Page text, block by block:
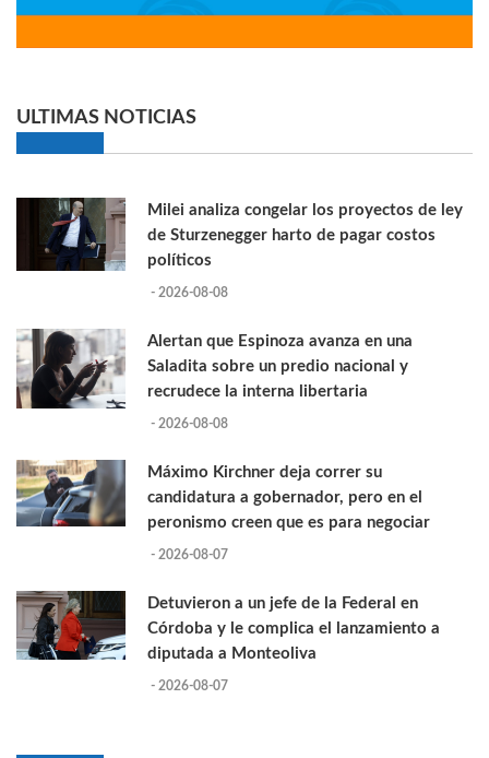
ULTIMAS NOTICIAS
Milei analiza congelar los proyectos de ley
de Sturzenegger harto de pagar costos
políticos
- 2026-08-08
Alertan que Espinoza avanza en una
Saladita sobre un predio nacional y
recrudece la interna libertaria
- 2026-08-08
Máximo Kirchner deja correr su
candidatura a gobernador, pero en el
peronismo creen que es para negociar
- 2026-08-07
Detuvieron a un jefe de la Federal en
Córdoba y le complica el lanzamiento a
diputada a Monteoliva
- 2026-08-07